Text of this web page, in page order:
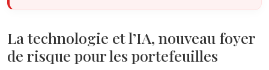
La technologie et l’IA, nouveau foyer
de risque pour les portefeuilles